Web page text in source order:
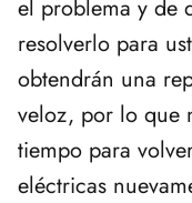
el problema y de
resolverlo para
obtendrán una
veloz, por lo que
tiempo para
eléctricas